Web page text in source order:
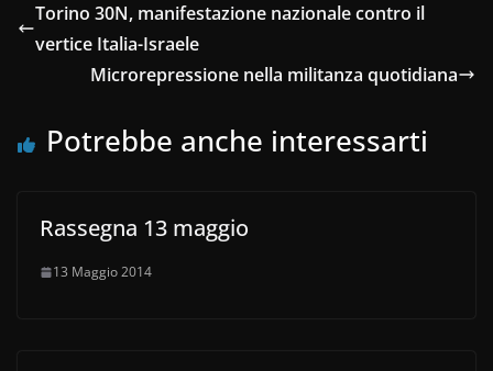
Torino 30N, manifestazione nazionale contro il
vertice Italia-Israele
Microrepressione nella militanza quotidiana
Potrebbe anche interessarti
Rassegna 13 maggio
13 Maggio 2014